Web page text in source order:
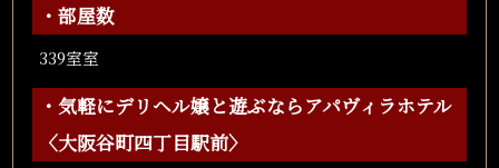
・部屋数
339室室
・気軽にデリヘル嬢と遊ぶならアパヴィラホテル
〈大阪谷町四丁目駅前〉